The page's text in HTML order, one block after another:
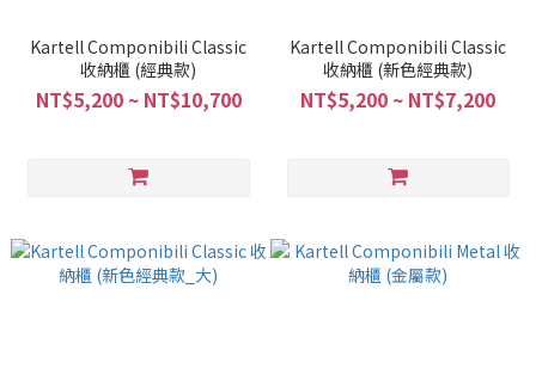
Kartell Componibili Classic
收納櫃 (經典款)
NT$5,200 ~ NT$10,700
Kartell Componibili Classic
收納櫃 (新色經典款)
NT$5,200 ~ NT$7,200